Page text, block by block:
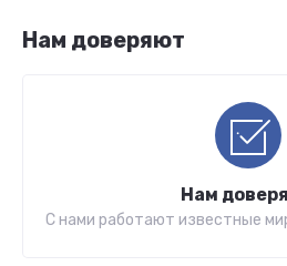
Нам доверяют
Нам
С нами работают известные